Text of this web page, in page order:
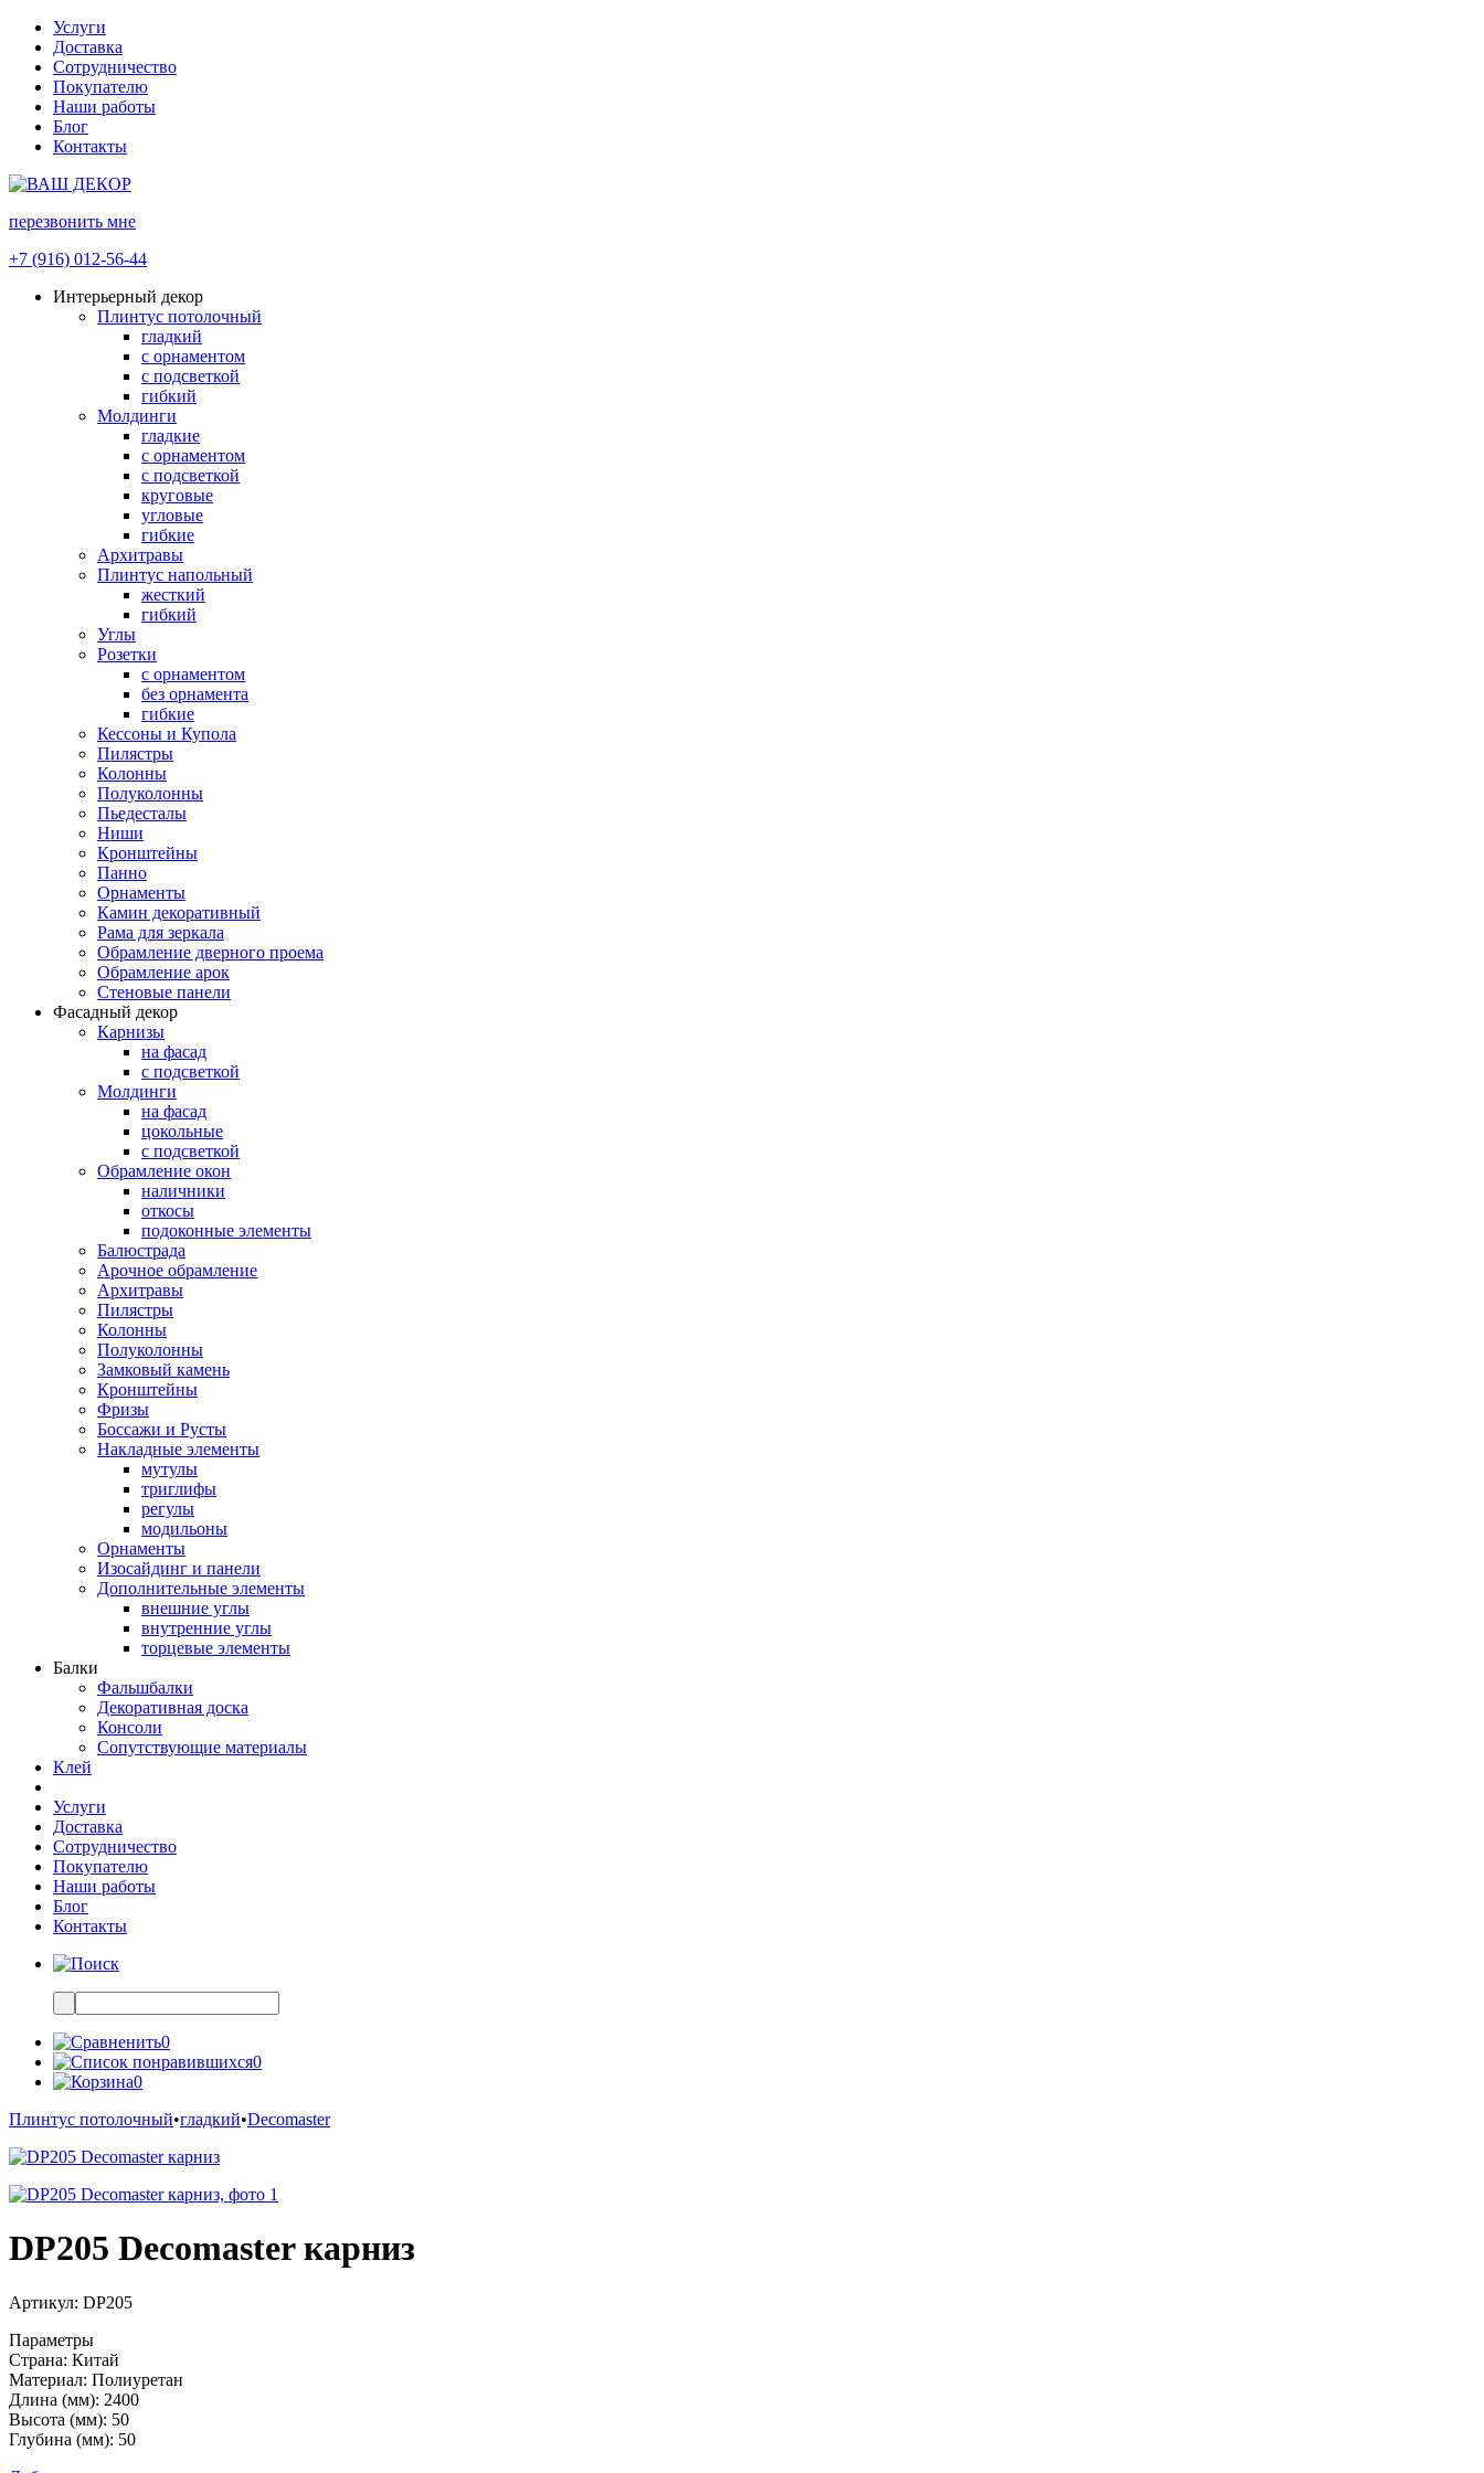
Услуги
Доставка
Сотрудничество
Покупателю
Наши работы
Блог
Контакты
перезвонить мне
+7 (916) 012-56-44
Интерьерный декор
Плинтус потолочный
гладкий
с орнаментом
с подсветкой
гибкий
Молдинги
гладкие
с орнаментом
с подсветкой
круговые
угловые
гибкие
Архитравы
Плинтус напольный
жесткий
гибкий
Углы
Розетки
с орнаментом
без орнамента
гибкие
Кессоны и Купола
Пилястры
Колонны
Полуколонны
Пьедесталы
Ниши
Кронштейны
Панно
Орнаменты
Камин декоративный
Рама для зеркала
Обрамление дверного проема
Обрамление арок
Стеновые панели
Фасадный декор
Карнизы
на фасад
с подсветкой
Молдинги
на фасад
цокольные
с подсветкой
Обрамление окон
наличники
откосы
подоконные элементы
Балюстрада
Арочное обрамление
Архитравы
Пилястры
Колонны
Полуколонны
Замковый камень
Кронштейны
Фризы
Боссажи и Русты
Накладные элементы
мутулы
триглифы
регулы
модильоны
Орнаменты
Изосайдинг и панели
Дополнительные элементы
внешние углы
внутренние углы
торцевые элементы
Балки
Фальшбалки
Декоративная доска
Консоли
Сопутствующие материалы
Клей
Услуги
Доставка
Сотрудничество
Покупателю
Наши работы
Блог
Контакты
0
0
0
Плинтус потолочный•гладкий•Decomaster
DP205 Decomaster карниз
Артикул: DP205
Параметры
Страна: Китай
Материал: Полиуретан
Длина (мм): 2400
Высота (мм): 50
Глубина (мм): 50